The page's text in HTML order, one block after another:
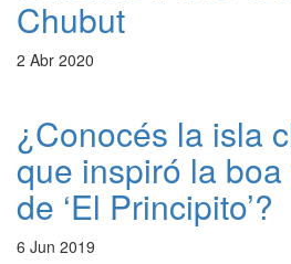
Chubut
2 Abr 2020
¿Conocés la isla
que inspiró la
de ‘El Principito’?
6 Jun 2019